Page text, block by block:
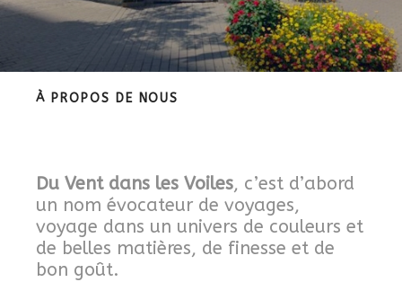
À PROPOS DE NOUS
Du Vent dans les Voiles, c’est d’abord
un nom évocateur de voyages,
voyage dans un univers de couleurs et
de belles matières, de finesse et de
bon goût.